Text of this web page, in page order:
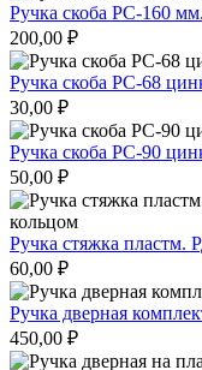
Ручка скоба РС-160 мм.
200,00 ₽
Ручка скоба РС-68
30,00 ₽
Ручка скоба РС-90
50,00 ₽
Ручка стяжка пластм.
60,00 ₽
Ручка дверная
450,00 ₽